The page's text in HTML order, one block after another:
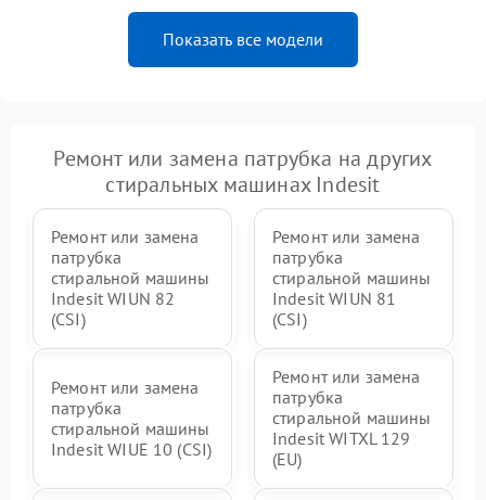
Показать все модели
Ремонт или замена патрубка на других
стиральных машинах Indesit
Ремонт или замена
патрубка
стиральной машины
Indesit WIUN 82
(CSI)
Ремонт или замена
патрубка
стиральной машины
Indesit WIUN 81
(CSI)
Ремонт или замена
патрубка
стиральной машины
Indesit WIUE 10 (CSI)
Ремонт или замена
патрубка
стиральной машины
Indesit WITXL 129
(EU)